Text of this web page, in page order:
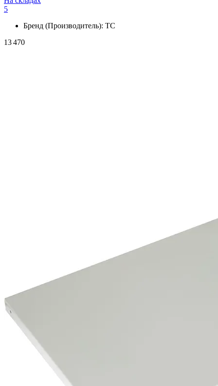
5
Бренд (Производитель): ТС
13 470